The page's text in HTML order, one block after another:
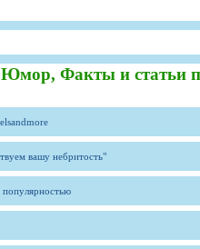
Юмор, Факты и статьи
вашу небритость"
популярностью